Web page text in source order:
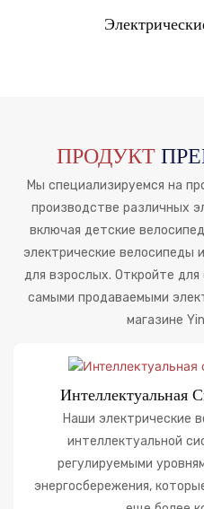
ПРОДУКТ
Мы специализируемся на
производстве различных
включая детские
электрические велосипеды
для взрослых. Откройте
самыми продаваемыми
магазине
Интеллектуальная
Наши электрические
интеллектуальной
регулируемыми
энергосбережения,